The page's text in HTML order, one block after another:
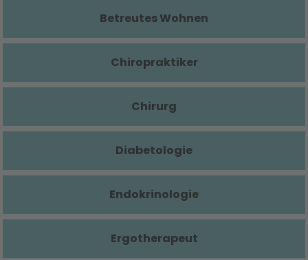
Betreutes Wohnen
Chiropraktiker
Chirurg
Diabetologie
Endokrinologie
Ergotherapeut